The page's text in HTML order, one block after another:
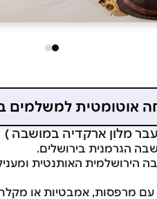
מלון ארקדיה במושבה )
הגרמנית בירושלים.
הירושלמית האותנטית